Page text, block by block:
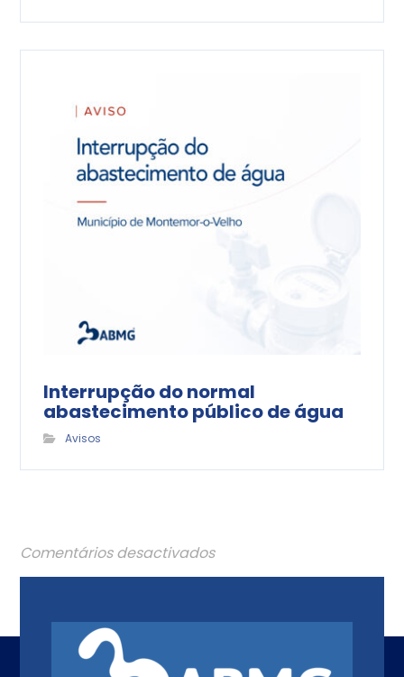
Interrupção do normal
abastecimento público de água
Avisos
Comentários desactivados